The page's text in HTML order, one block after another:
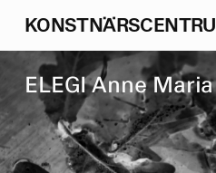
KONSTNÄRSCENTRU
ELEGI Anne Maria